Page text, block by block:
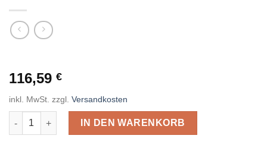
116,59 €
inkl. MwSt. zzgl. Versandkosten
HSS-dmo5-Kreissägeblatt 315 x 2,5 x 32 Z= 220 Menge
IN DEN WARENKORB